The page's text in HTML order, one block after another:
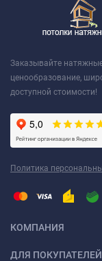
Заказывайте
ценообразование,
доступной стоимости!
Политика
КОМПАНИЯ
ДЛЯ ПОКУПАТЕЛЕЙ